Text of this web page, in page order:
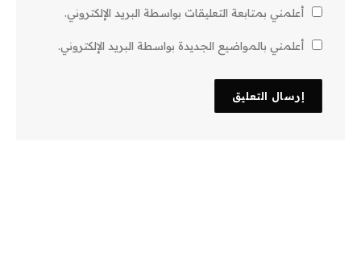
أعلمني بمتابعة التعليقات بواسطة البريد الإلكتروني.
أعلمني بالمواضيع الجديدة بواسطة البريد الإلكتروني.